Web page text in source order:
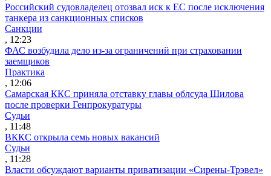
Российский судовладелец отозвал иск к ЕС после исключения
танкера из санкционных списков
Санкции
, 12:23
ФАС возбудила дело из-за ограничений при страховании
заемщиков
Практика
, 12:06
Самарская ККС приняла отставку главы облсуда Шилова
после проверки Генпрокуратуры
Судьи
, 11:48
ВККС открыла семь новых вакансий
Судьи
, 11:28
Власти обсуждают варианты приватизации «Сирены-Трэвел»